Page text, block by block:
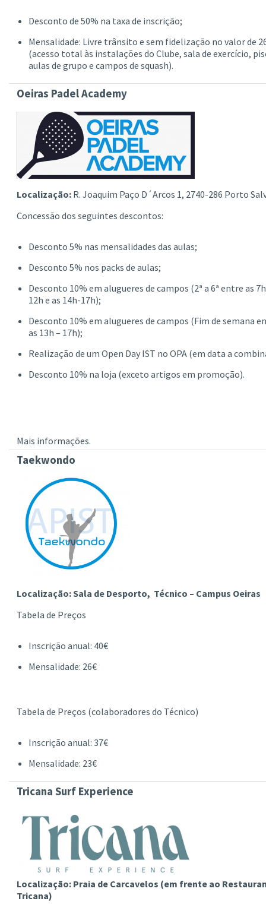
Desconto de 50% na taxa de inscrição;
Mensalidade: Livre trânsito e sem fidelização no valor de
(acesso total às instalações do Clube, sala de exercício,
aulas de grupo e campos de squash).
Oeiras Padel Academy
Localização:R. Joaquim Paço D´Arcos 1, 2740-286 Porto
Concessão dos seguintes descontos:
Desconto 5% nas mensalidades das aulas;
Desconto 5% nos packs de aulas;
Desconto 10% em alugueres de campos (2ª a 6ª entre as
12h e as 14h-17h);
Desconto 10% em alugueres de campos (Fim de semana
as 13h – 17h);
Realização de um Open Day IST no OPA (em data a
Desconto 10% na loja (exceto artigos em promoção).
Mais informações.
Taekwondo
Localização: Sala de Desporto, Técnico – Campus Oeiras
Tabela de Preços
Inscrição anual: 40€
Mensalidade: 26€
Tabela de Preços (colaboradores do Técnico)
Inscrição anual: 37€
Mensalidade: 23€
Tricana Surf Experience
Localização: Praia de Carcavelos (em frente ao
Tricana)